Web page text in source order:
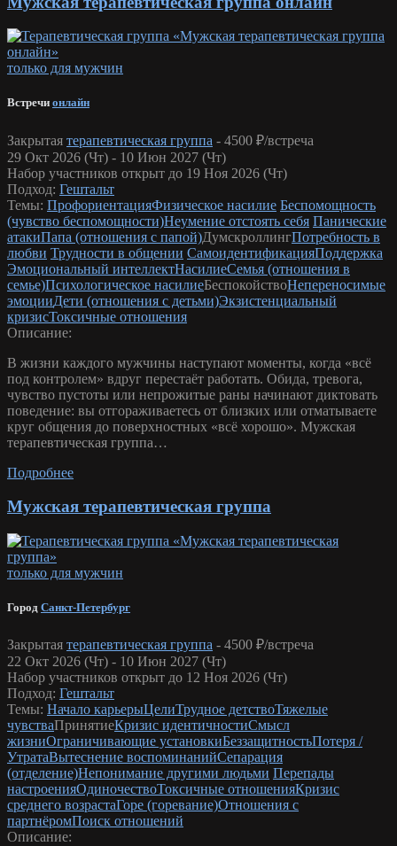
только для мужчин
Встречи онлайн
Закрытая терапевтическая группа - 4500 ₽/встреча
29 Окт 2026 (Чт) - 10 Июн 2027 (Чт)
Набор участников открыт до 19 Ноя 2026 (Чт)
Подход: Гештальт
Темы: ПрофориентацияФизическое насилие Беспомощность
(чувство беспомощности)Неумение отстоять себя Панические
атакиПапа (отношения с папой)ДумскроллингПотребность в
любви Трудности в общении СамоидентификацияПоддержка
Эмоциональный интеллектНасилиеСемья (отношения в
семье)Психологическое насилиеБеспокойствоНепереносимые
эмоцииДети (отношения с детьми)Экзистенциальный
кризисТоксичные отношения
Описание:
В жизни каждого мужчины наступают моменты, когда «всё
под контролем» вдруг перестаёт работать. Обида, тревога,
чувство пустоты или непрожитые раны начинают диктовать
поведение: вы отгораживаетесь от близких или отматываете
круг общения до поверхностных «всё хорошо». Мужская
терапевтическая группа…
Подробнее
Мужская терапевтическая группа
только для мужчин
Город Санкт-Петербург
Закрытая терапевтическая группа - 4500 ₽/встреча
22 Окт 2026 (Чт) - 10 Июн 2027 (Чт)
Набор участников открыт до 12 Ноя 2026 (Чт)
Подход: Гештальт
Темы: Начало карьерыЦелиТрудное детствоТяжелые
чувстваПринятиеКризис идентичностиСмысл
жизниОграничивающие установкиБеззащитностьПотеря /
УтратаВытеснение воспоминанийСепарация
(отделение)Непонимание другими людьми Перепады
настроенияОдиночествоТоксичные отношенияКризис
среднего возрастаГоре (горевание)Отношения с
партнёромПоиск отношений
Описание: